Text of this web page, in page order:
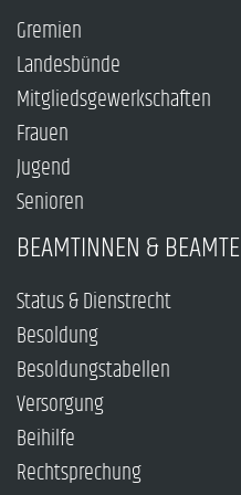
Gremien
Landesbünde
Mitgliedsgewerkschaften
Frauen
Jugend
Senioren
BEAMTINNEN & BEAMTE
Status & Dienstrecht
Besoldung
Besoldungstabellen
Versorgung
Beihilfe
Rechtsprechung